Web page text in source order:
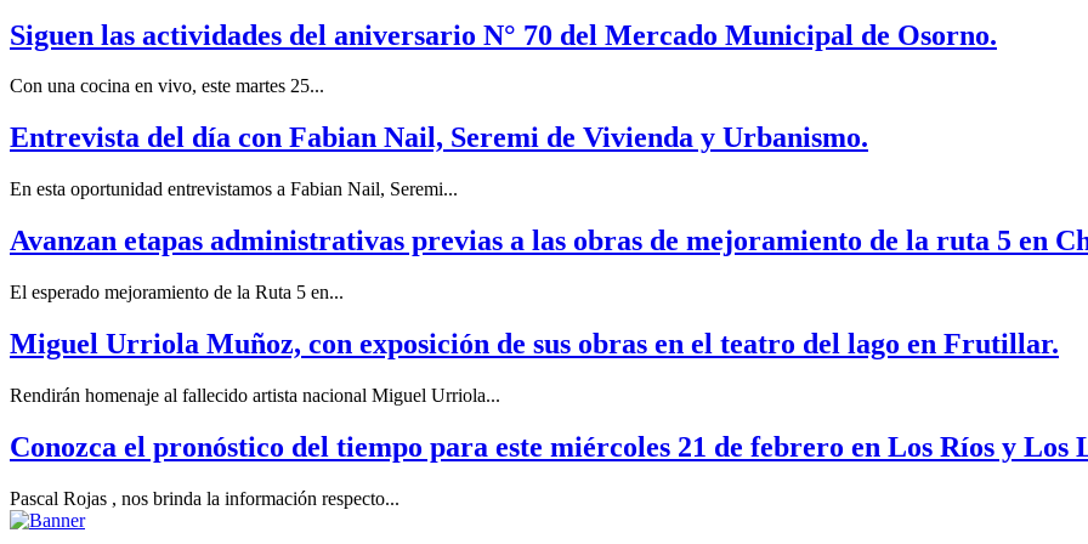
Siguen las actividades del aniversario N° 70 del Mercado Municipal de Osorno.
Con una cocina en vivo, este martes 25...
Entrevista del día con Fabian Nail, Seremi de Vivienda y Urbanismo.
En esta oportunidad entrevistamos a Fabian Nail, Seremi...
Avanzan etapas administrativas previas a las obras de mejoramiento de la ruta 5 en
El esperado mejoramiento de la Ruta 5 en...
Miguel Urriola Muñoz, con exposición de sus obras en el teatro del lago en Frutillar.
Rendirán homenaje al fallecido artista nacional Miguel Urriola...
Conozca el pronóstico del tiempo para este miércoles 21 de febrero en Los Ríos y Los
Pascal Rojas , nos brinda la información respecto...